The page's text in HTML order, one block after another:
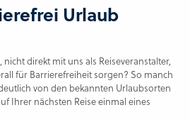
Urlaub
direkt mit uns als Reiseveranstalter,
für Barrierefreiheit sorgen? So manch
von den bekannten Urlaubsorten
Ihrer nächsten Reise einmal eines